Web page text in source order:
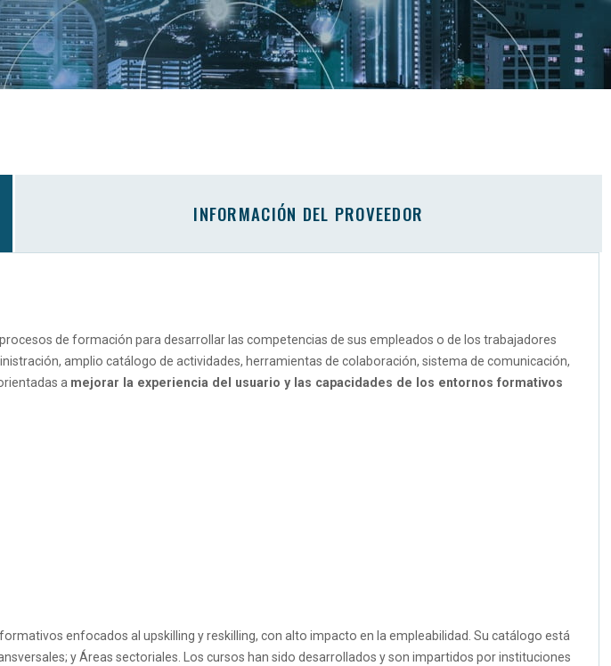
INFORMACIÓN DEL PROVEEDOR
de formación para desarrollar las competencias de sus empleados o de los trabajadores
amplio catálogo de actividades, herramientas de colaboración, sistema de comunicación,
a mejorar la experiencia del usuario y las capacidades de los entornos formativos
enfocados al upskilling y reskilling, con alto impacto en la empleabilidad. Su catálogo está
y Áreas sectoriales. Los cursos han sido desarrollados y son impartidos por instituciones